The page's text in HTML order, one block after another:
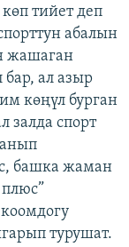
тийет деп
абалын
жашаган
ал азыр
көңүл бурган
залда спорт
башка жаман
турушат.